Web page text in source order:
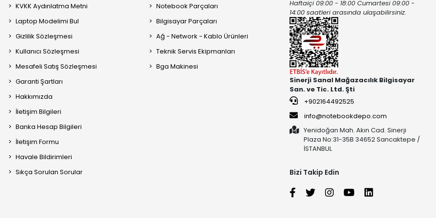
KVKK Aydınlatma Metni
Laptop Modelimi Bul
Gizlilik Sözleşmesi
Kullanıcı Sözleşmesi
Mesafeli Satış Sözleşmesi
Garanti Şartları
Hakkımızda
İletişim Bilgileri
Banka Hesap Bilgileri
İletişim Formu
Havale Bildirimleri
Sıkça Sorulan Sorular
Notebook Parçaları
Bilgisayar Parçaları
Ağ - Network - Kablo Ürünleri
Teknik Servis Ekipmanları
Bga Makinesi
Haftaiçi 09:00 - 18:00 Cumartesi 09:00 -
14:00 saatleri arasında ulaşabilirsiniz.
Sinerji Sanal Mağazacılık Bilgisayar
San. ve Tic. Ltd. Şti
+902164492525
info@notebookdepo.com
Yenidoğan Mah. Akın Cad. Sinerji
Plaza No:31-35B 34652 Sancaktepe /
İSTANBUL
Bizi Takip Edin